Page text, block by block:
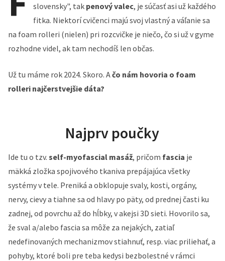
slovensky", tak penový valec, je súčasť asi už každého
fitka. Niektorí cvičenci majú svoj vlastný a váľanie sa
na foam rolleri (nielen) pri rozcvičke je niečo, čo si už v gyme
rozhodne videl, ak tam nechodíš len občas.
Už tu máme rok 2024. Skoro. Ačo nám hovoria o foam
rolleri najčerstvejšie dáta?
Najprv poučky
Ide tu o tzv. self-myofascial masáž, pričom fascia je
mäkká zložka spojivového tkaniva prepájajúca všetky
systémy v tele. Preniká a obklopuje svaly, kosti, orgány,
nervy, cievy a tiahne sa od hlavy po päty, od prednej časti ku
zadnej, od povrchu až do hĺbky, v akejsi 3D sieti. Hovorilo sa,
že sval a/alebo fascia sa môže za nejakých, zatiaľ
nedefinovaných mechanizmov stiahnuť, resp. viac priliehať, a
pohyby, ktoré boli pre teba kedysi bezbolestné v rámci